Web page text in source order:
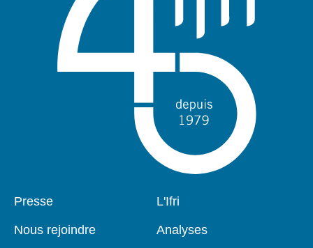
Pied
Presse
Nous rejoindre
Navigation
L'Ifri
Analyses